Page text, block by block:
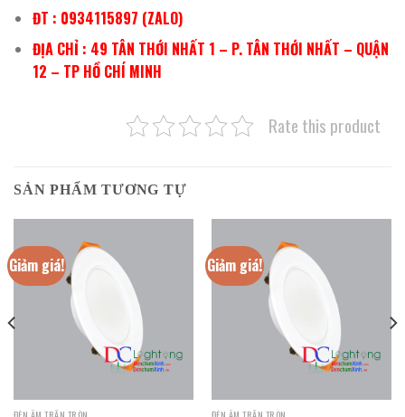
ĐT : 0934115897 (ZALO)
ĐỊA CHỈ : 49 TÂN THỚI NHẤT 1 – P. TÂN THỚI NHẤT – QUẬN
12 – TP HỒ CHÍ MINH
Rate this product
SẢN PHẨM TƯƠNG TỰ
Giảm giá! Giảm giá!